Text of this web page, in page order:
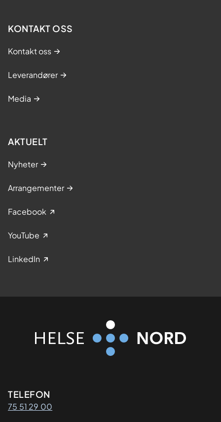
KONTAKT OSS
Kontakt oss
Leverandører
Media
AKTUELT
Nyheter
Arrangementer
Facebook
YouTube
LinkedIn
Kontaktinformasjon
TELEFON
75 51 29 00